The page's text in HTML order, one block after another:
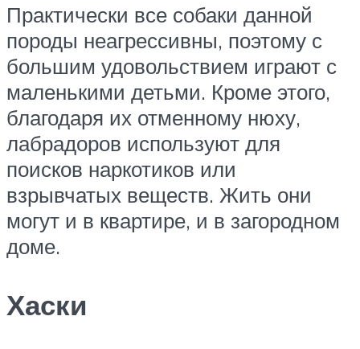
Практически все собаки данной
породы неагрессивны, поэтому с
большим удовольствием играют с
маленькими детьми. Кроме этого,
благодаря их отменному нюху,
лабрадоров используют для
поисков наркотиков или
взрывчатых веществ. Жить они
могут и в квартире, и в загородном
доме.
Хаски